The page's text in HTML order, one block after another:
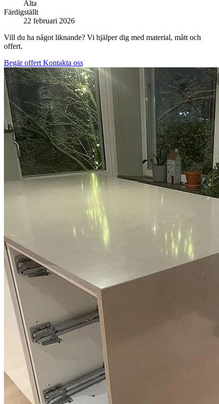
Älta
Färdigställt
22 februari 2026
Vill du ha något liknande? Vi hjälper dig med material, mått och
offert.
Begär offert Kontakta oss